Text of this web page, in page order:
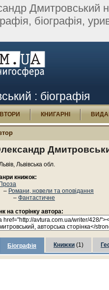
Дмитровський
біографія,
: біографія
КНИГАРНІ
Львівська обл.
книжок:
Проза
– Романи, новели та оповідання
– Фантастичне
на сторінку автора:
Біографія Книжки (1)